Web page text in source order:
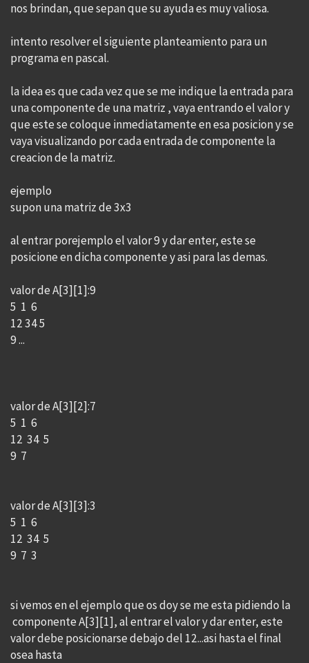
nos brindan, que sepan que su ayuda es muy valiosa.
intento resolver el siguiente planteamiento para un
programa en pascal.
la idea es que cada vez que se me indique la entrada para
una componente de una matriz , vaya entrando el valor y
que este se coloque inmediatamente en esa posicion y se
vaya visualizando por cada entrada de componente la
creacion de la matriz.
ejemplo
supon una matriz de 3x3
al entrar porejemplo el valor 9 y dar enter, este se
posicione en dicha componente y asi para las demas.
valor de A[3][1]:9
5 1 6
12 34 5
9 ...
valor de A[3][2]:7
5 1 6
12 34 5
9 7
valor de A[3][3]:3
5 1 6
12 34 5
9 7 3
si vemos en el ejemplo que os doy se me esta pidiendo la
componente A[3][1], al entrar el valor y dar enter, este
valor debe posicionarse debajo del 12...asi hasta el final
osea hasta